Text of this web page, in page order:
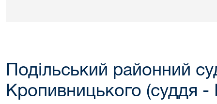
Подільський районний
Кропивницького (суддя -